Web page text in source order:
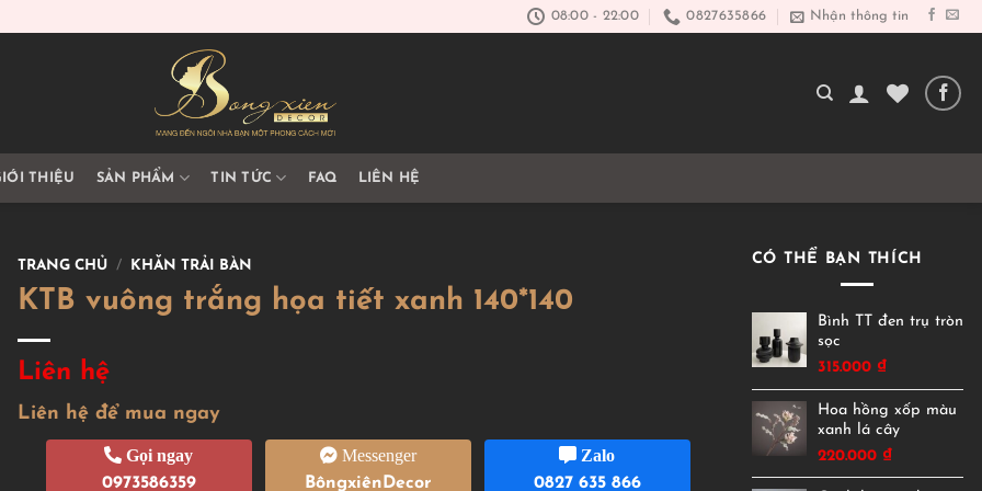
08:00 - 22:00 0827635866 Nhận thông tin
THIỆU SẢN PHẨM TIN TỨC FAQ LIÊN HỆ
TRANG CHỦ / KHĂN TRẢI BÀN
KTB vuông trắng họa tiết xanh 140*140
Liên hệ
Liên hệ để mua ngay
Gọi ngay
0973586359
Messenger
BôngxiênDecor
Zalo
0827 635 866
CÓ THỂ BẠN THÍCH
Bình TT đen trụ tròn
sọc
315.000 ₫
Hoa hồng xốp màu
xanh lá cây
220.000 ₫